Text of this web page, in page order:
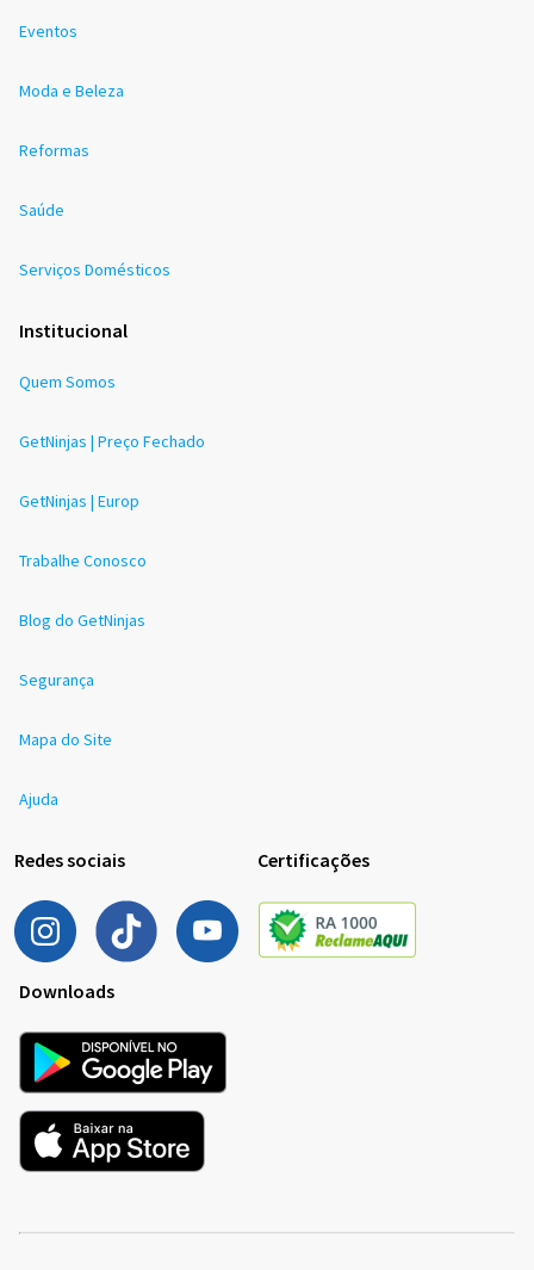
Eventos
Moda e Beleza
Reformas
Saúde
Serviços Domésticos
Institucional
Quem Somos
GetNinjas | Preço Fechado
GetNinjas | Europ
Trabalhe Conosco
Blog do GetNinjas
Segurança
Mapa do Site
Ajuda
Redes sociais Certificações
Downloads